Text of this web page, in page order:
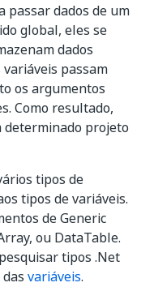
passar dados de um
global, eles se
dados
passam
os argumentos
Como resultado,
projeto
tipos de
tipos de variáveis.
de Generic
ou DataTable.
tipos .Net
variáveis.